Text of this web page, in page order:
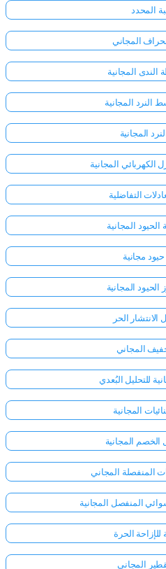
المحدد
المجاني
الندى المجانية
النرد المجانية
المجانية
الكهربائي المجانية
التفاضلية
الحيود المجانية
مجانية
المجانية
الحر
المجاني
للتحليل البُعدي
المجانية
المجانية
المنفصلة المجاني
المنفصل المجانية
للإزاحة الحرة
المجاني